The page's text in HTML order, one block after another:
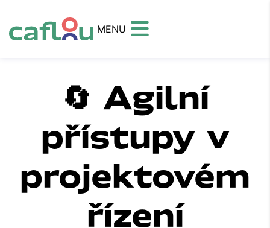
MENU
🔄 Agilní
přístupy v
projektovém
řízení